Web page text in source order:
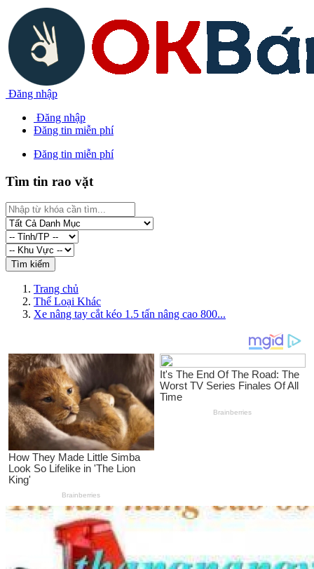
Đăng nhập
Đăng nhập
Đăng tin miễn phí
Đăng tin miễn phí
Tìm tin rao vặt
Trang chủ
Thể Loại Khác
Xe nâng tay cắt kéo 1.5 tấn nâng cao 800...